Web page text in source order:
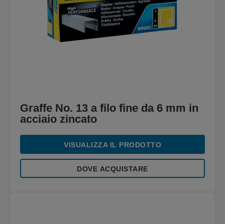
Graffe No. 13 a filo fine da 6 mm in
acciaio zincato
VISUALIZZA IL PRODOTTO
DOVE ACQUISTARE